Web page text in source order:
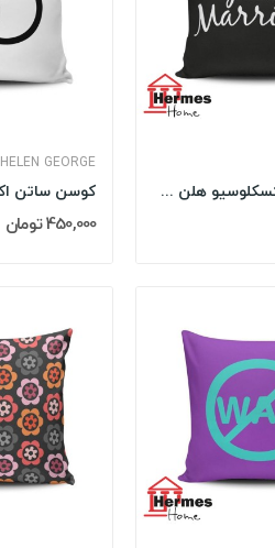
کوسن ساتن اکسکلوسیو هلن جورج HELEN GEORGE مدل:...
HELEN GEORGE
450,000 تومان